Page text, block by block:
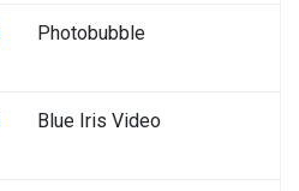
Photobubble
Blue Iris Video